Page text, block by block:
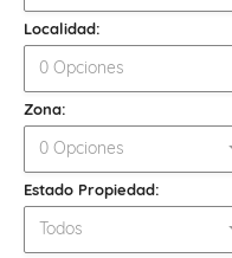
Localidad:
0 Opciones
Zona:
0 Opciones
Estado Propiedad:
Todos